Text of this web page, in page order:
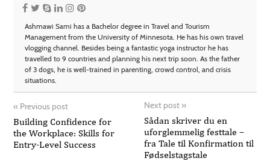
Ashmawi Sami has a Bachelor degree in Travel and Tourism
Management from the University of Minnesota. He has his own travel
vlogging channel. Besides being a fantastic yoga instructor he has
travelled to 9 countries and planning his next trip soon. As the father
of 3 dogs, he is well-trained in parenting, crowd control, and crisis
situations.
« Previous post
Building Confidence for
the Workplace: Skills for
Entry-Level Success
Next post »
Sådan skriver du en
uforglemmelig festtale –
fra Tale til Konfirmation til
Fødselstagstale